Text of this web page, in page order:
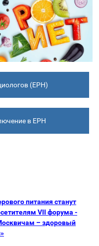
(ЕРН)
в ЕРН
питания станут
VII форума -
– здоровый